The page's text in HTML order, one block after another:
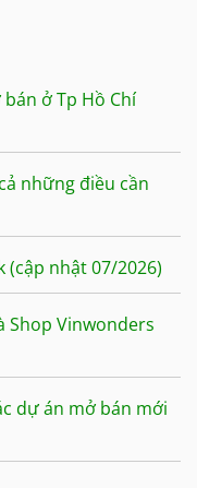
ở Tp Hồ Chí
những điều cần
(cập nhật 07/2026)
Shop Vinwonders
dự án mở bán mới